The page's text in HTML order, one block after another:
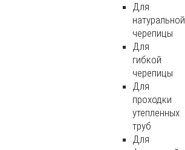
Для
натуральной
черепицы
Для
гибкой
черепицы
Для
проходки
утепленных
труб
Для